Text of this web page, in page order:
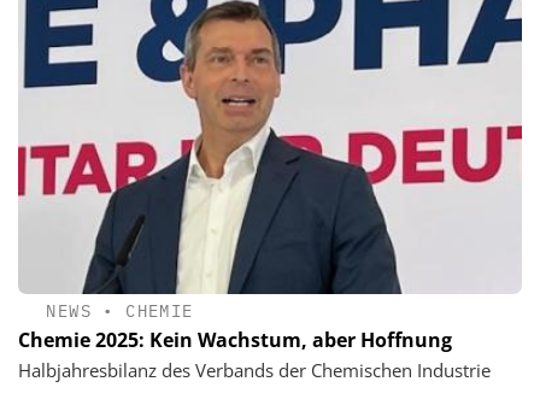
NEWS • CHEMIE
Chemie 2025: Kein Wachstum, aber Hoffnung
Halbjahresbilanz des Verbands der Chemischen Industrie